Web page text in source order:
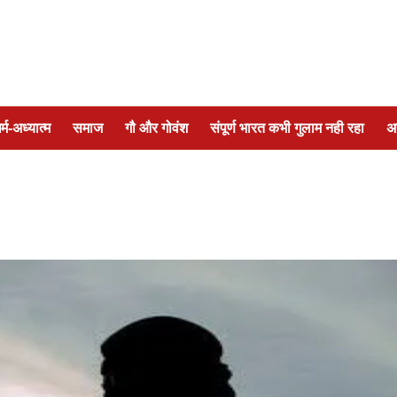
अध्यात्म समाज गौ और गोवंश संपूर्ण भारत कभी गुलाम नही रहा